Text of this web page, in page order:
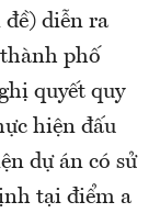
diễn ra
phố
quyết quy
hiện đấu
dự án có sử
tại điểm a